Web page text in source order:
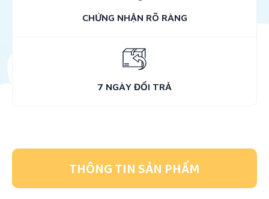
CHỨNG NHẬN RÕ RÀNG
7 NGÀY ĐỔI TRẢ
THÔNG TIN SẢN PHẨM